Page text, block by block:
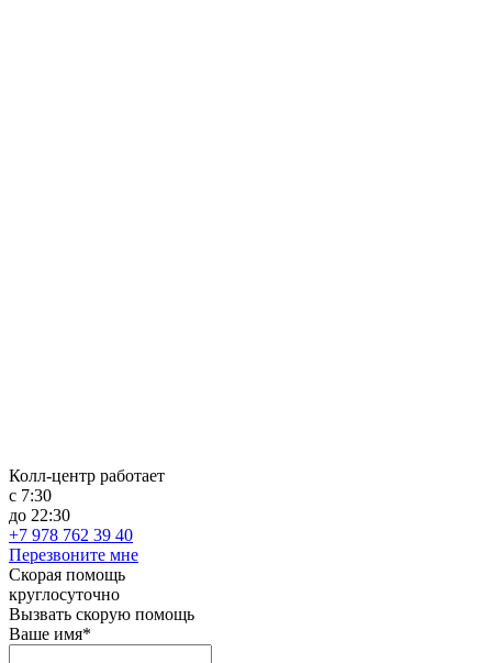
Колл-центр работает
с 7:30
до 22:30
+7 978 762 39 40
Перезвоните мне
Скорая помощь
круглосуточно
Вызвать скорую помощь
Ваше имя*